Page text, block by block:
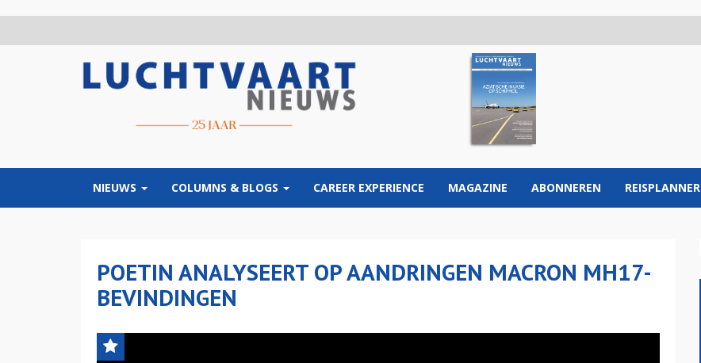
NIEUWS COLUMNS & BLOGS CAREER EXPERIENCE MAGAZINE ABONNEREN REISPLANNER
POETIN ANALYSEERT OP AANDRINGEN MACRON MH17-
BEVINDINGEN